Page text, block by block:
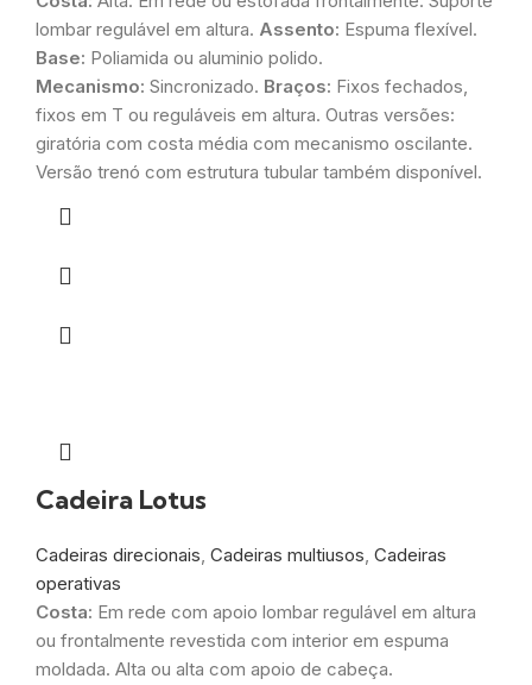
lombar regulável em altura. Assento: Espuma flexível.
Base: Poliamida ou aluminio polido.
Mecanismo: Sincronizado. Braços: Fixos fechados,
fixos em T ou reguláveis em altura. Outras versões:
giratória com costa média com mecanismo oscilante.
Versão trenó com estrutura tubular também disponível.
Cadeira Lotus
Cadeiras direcionais, Cadeiras multiusos, Cadeiras
operativas
Costa: Em rede com apoio lombar regulável em altura
ou frontalmente revestida com interior em espuma
moldada. Alta ou alta com apoio de cabeça.